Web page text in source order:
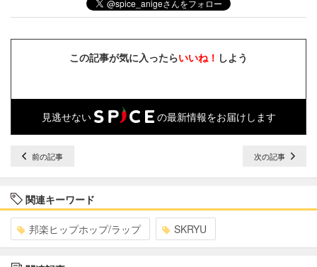
この記事が気に入ったらいいね！ しよう
見逃せない の最新情報をお届けします
前の記事 次の記事
関連キーワード
邦楽ヒップホップ/ラップ SKRYU